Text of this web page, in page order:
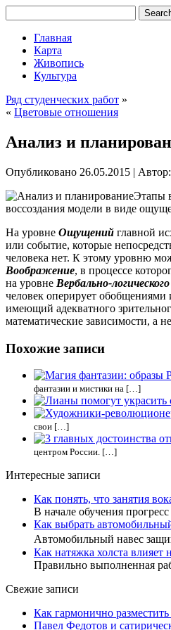
Главная
Карта
Живопись
Культура
Ряд студенческих работ »
« Цветовые отношения
Анализ и
Опубликовано 26.05.2015 | Автор:
Этапы
воссоздания модели в виде
На уровне Ощущений главной
или событие, которые
человека нет. К этому уровню
Воображение, в процессе
на уровне Вербально-
человек оперирует
имеющий адекватного
математические зависимости, а
Похожие записи
фантазии и мистики на […]
свои […]
центром России. […]
Интересные записи
Как понять, что занятия
В начале обучения
Как выбрать
Автомобильный навес
Как натяжка холста влияет
Правильно выполненная
Свежие записи
Как гармонично
Павел Федотов и